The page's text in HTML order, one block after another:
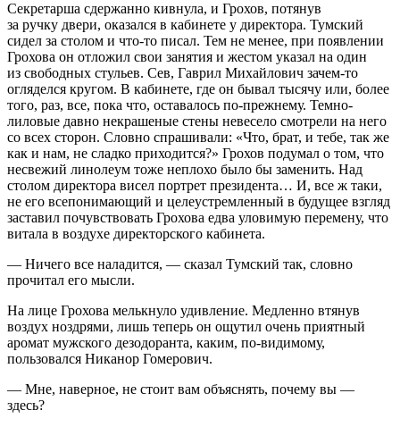
Секретарша сдержанно кивнула, и Грохов, потянув
за ручку двери, оказался в кабинете у директора. Тумский
сидел за столом и что-то писал. Тем не менее, при появлении
Грохова он отложил свои занятия и жестом указал на один
из свободных стульев. Сев, Гаврил Михайлович зачем-то
огляделся кругом. В кабинете, где он бывал тысячу или, более
того, раз, все, пока что, оставалось по-прежнему. Темно-
лиловые давно некрашеные стены невесело смотрели на него
со всех сторон. Словно спрашивали: «Что, брат, и тебе, так же
как и нам, не сладко приходится?» Грохов подумал о том, что
несвежий линолеум тоже неплохо было бы заменить. Над
столом директора висел портрет президента… И, все ж таки,
не его всепонимающий и целеустремленный в будущее взгляд
заставил почувствовать Грохова едва уловимую перемену, что
витала в воздухе директорского кабинета.
— Ничего все наладится, — сказал Тумский так, словно
прочитал его мысли.
На лице Грохова мелькнуло удивление. Медленно втянув
воздух ноздрями, лишь теперь он ощутил очень приятный
аромат мужского дезодоранта, каким, по-видимому,
пользовался Никанор Гомерович.
— Мне, наверное, не стоит вам объяснять, почему вы —
здесь?